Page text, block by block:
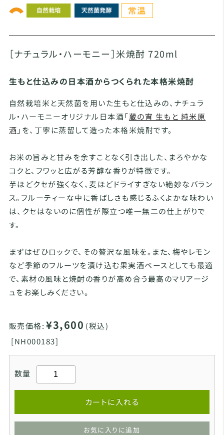
［ナチュラル・ハーモニー］米焼酎 720ml
生もと仕込みの日本酒からつくられた本格米焼酎
自然栽培米と天然菌を用いた生もと仕込みの、ナチュラ
ル・ハーモニーオリジナル日本酒「蔵の宵 生もと 純米原
酒 」を、丁寧に蒸留して造った本格米焼酎です。
お米の旨みと甘みを余すことなく引き出した、まろやかな
コクと、フワッと広がる芳醇な香りが特徴です。
芋ほどクセが強くなく、麦ほどドライすぎない絶妙なバラン
ス。フルーティーな中に香ばしさも感じるふくよかな味わい
は、クセはないのに個性が際立つ唯一無二の仕上がりで
す。
まずはぜひロックで、その贅沢な風味を。また、梅やレモン
など季節のフルーツを漬け込む果実酒ベースとしても最適
で、素材の風味と焼酎の香りが高め合う最高のマリアージ
ュをお楽しみください。
販売価格: ¥3,600 (税込)
[NH000183]
数量
カートに入れる
お気に入りに追加